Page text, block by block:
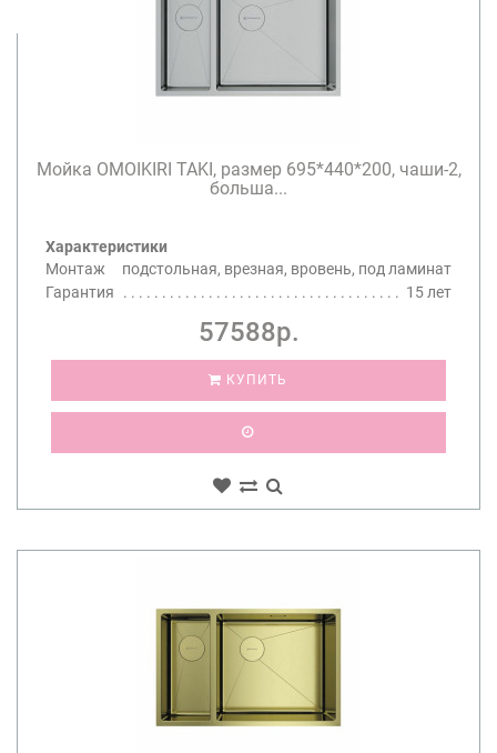
Мойка OMOIKIRI TAKI, размер 695*440*200, чаши-2,
больша...
Характеристики
Монтаж
подстольная, врезная, вровень, под ламинат
Гарантия
15 лет
57588р.
КУПИТЬ